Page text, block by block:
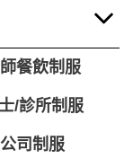
餐飲制服
/診所制服
公司制服